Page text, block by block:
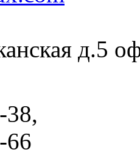
д.5
38,
66